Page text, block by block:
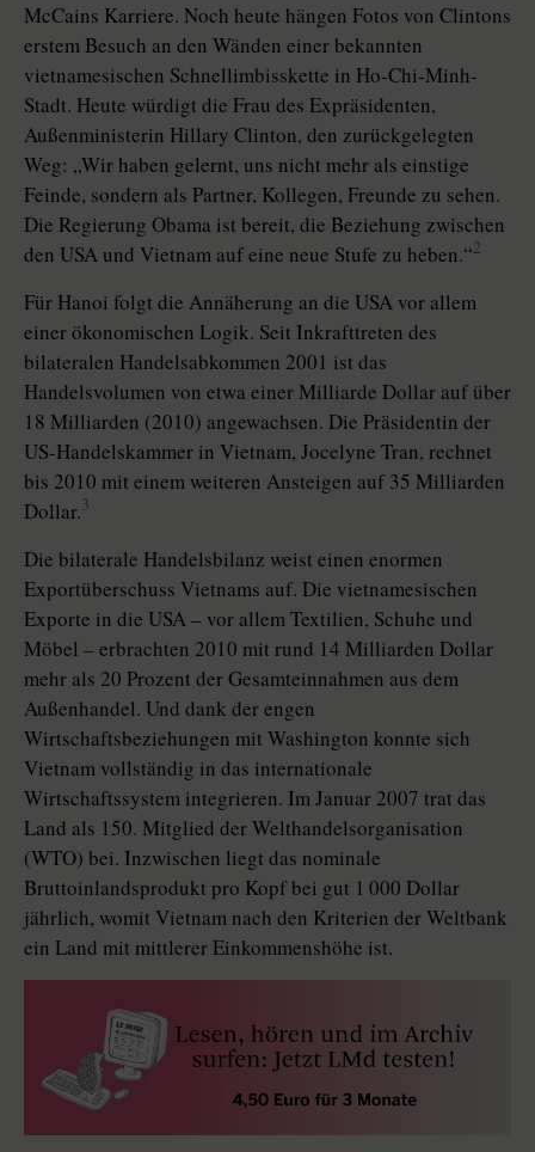
McCains Karriere. Noch heute hängen Fotos von Clintons
erstem Besuch an den Wänden einer bekannten
vietnamesischen Schnellimbisskette in Ho-Chi-Minh-
Stadt. Heute würdigt die Frau des Expräsidenten,
Außenministerin Hillary Clinton, den zurückgelegten
Weg: „Wir haben gelernt, uns nicht mehr als einstige
Feinde, sondern als Partner, Kollegen, Freunde zu sehen.
Die Regierung Obama ist bereit, die Beziehung zwischen
den USA und Vietnam auf eine neue Stufe zu heben.“2
Für Hanoi folgt die Annäherung an die USA vor allem
einer ökonomischen Logik. Seit Inkrafttreten des
bilateralen Handelsabkommen 2001 ist das
Handelsvolumen von etwa einer Milliarde Dollar auf über
18 Milliarden (2010) angewachsen. Die Präsidentin der
US-Handelskammer in Vietnam, Jocelyne Tran, rechnet
bis 2010 mit einem weiteren Ansteigen auf 35 Milliarden
Dollar.3
Die bilaterale Handelsbilanz weist einen enormen
Exportüberschuss Vietnams auf. Die vietnamesischen
Exporte in die USA – vor allem Textilien, Schuhe und
Möbel – erbrachten 2010 mit rund 14 Milliarden Dollar
mehr als 20 Prozent der Gesamteinnahmen aus dem
Außenhandel. Und dank der engen
Wirtschaftsbeziehungen mit Washington konnte sich
Vietnam vollständig in das internationale
Wirtschaftssystem integrieren. Im Januar 2007 trat das
Land als 150. Mitglied der Welthandelsorganisation
(WTO) bei. Inzwischen liegt das nominale
Bruttoinlandsprodukt pro Kopf bei gut 1 000 Dollar
jährlich, womit Vietnam nach den Kriterien der Weltbank
ein Land mit mittlerer Einkommenshöhe ist.